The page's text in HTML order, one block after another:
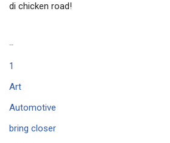
di chicken road!
1
Art
Automotive
bring closer